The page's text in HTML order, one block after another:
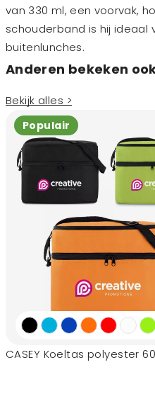
van 330 ml, een voorvak,
schouderband is hij ideaal
buitenlunches.
Anderen bekeken
Bekijk alles >
Populair
CASEY Koeltas polyester